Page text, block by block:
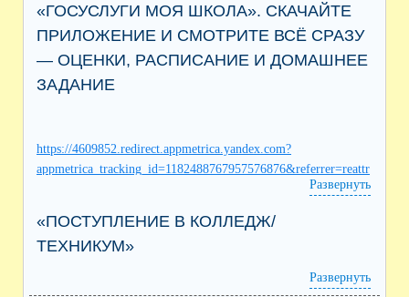
«ГОСУСЛУГИ МОЯ ШКОЛА». СКАЧАЙТЕ
ПРИЛОЖЕНИЕ И СМОТРИТЕ ВСЁ СРАЗУ
— ОЦЕНКИ, РАСПИСАНИЕ И ДОМАШНЕЕ
ЗАДАНИЕ
https://4609852.redirect.appmetrica.yandex.com?
appmetrica_tracking_id=1182488767957576876&referrer=reattr
Развернуть
«ПОСТУПЛЕНИЕ В КОЛЛЕДЖ/
ТЕХНИКУМ»
Развернуть